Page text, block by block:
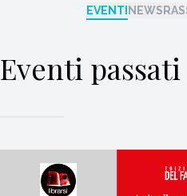
EVENTI NEWS
Eventi passati